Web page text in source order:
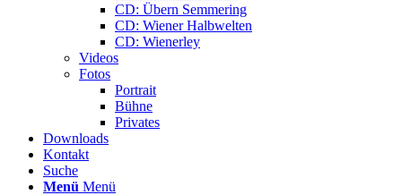
CD: Übern Semmering
CD: Wiener Halbwelten
CD: Wienerley
Videos
Fotos
Portrait
Bühne
Privates
Downloads
Kontakt
Suche
Menü Menü